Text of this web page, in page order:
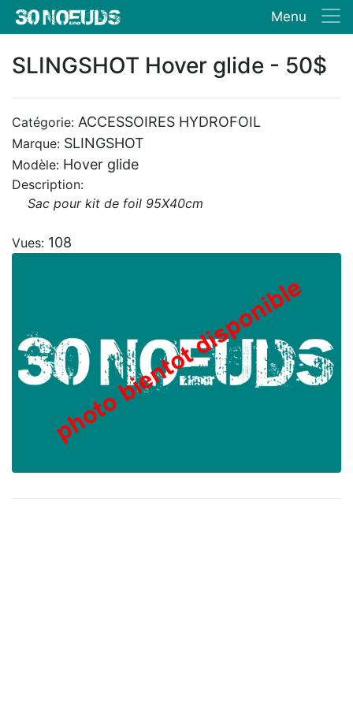
Menu
SLINGSHOT Hover glide - 50$
Catégorie: ACCESSOIRES HYDROFOIL
Marque: SLINGSHOT
Modèle: Hover glide
Description:
Sac pour kit de foil 95X40cm
Vues: 108